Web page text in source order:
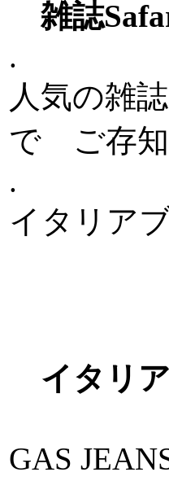
雑誌
.
人気の雑
で ご存知
.
イタリア
イタリ
GAS